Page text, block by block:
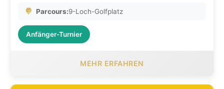
Parcours:9-Loch-Golfplatz
Anfänger-Turnier
MEHR ERFAHREN